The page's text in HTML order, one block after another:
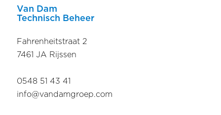
Van Dam
Technisch Beheer
Fahrenheitstraat 2
7461 JA Rijssen
0548 51 43 41
info@vandamgroep.com